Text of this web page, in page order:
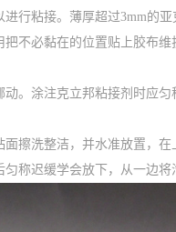
行粘接。薄厚超过3mm的亚
不必黏在的位置贴上胶布
。涂注克立邦粘接剂时应
擦洗整洁，并水准放置，
称迟缓学会放下，从一边将